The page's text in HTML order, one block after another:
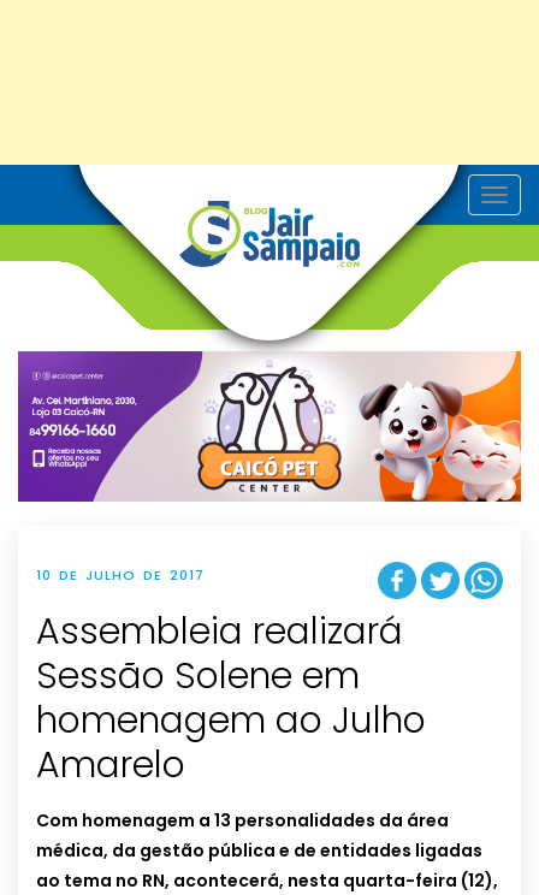
T
o
v
g
t
i
o
n
10 DE JULHO DE 2017
Assembleia realizará
Sessão Solene em
homenagem ao Julho
Amarelo
Com homenagem a 13 personalidades da área
médica, da gestão pública e de entidades ligadas
ao tema no RN, acontecerá, nesta quarta-feira (12),